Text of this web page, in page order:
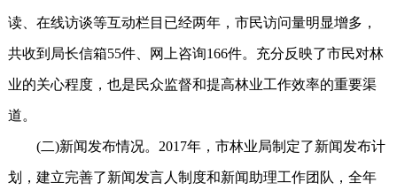
读、在线访谈等互动栏目已经两年，市民访问量明显增多，
共收到局长信箱55件、网上咨询166件。充分反映了市民对林
业的关心程度，也是民众监督和提高林业工作效率的重要渠
道。
(二)新闻发布情况。2017年，市林业局制定了新闻发布计
划，建立完善了新闻发言人制度和新闻助理工作团队，全年